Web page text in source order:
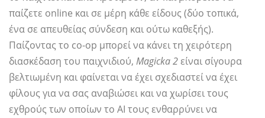
παίζετε online και σε μέρη κάθε είδους (δύο τοπικά,
ένα σε απευθείας σύνδεση και ούτω καθεξής).
Παίζοντας το co-op μπορεί να κάνει τη χειρότερη
διασκέδαση του παιχνιδιού, Magicka 2είναι σίγουρα
βελτιωμένη και φαίνεται να έχει σχεδιαστεί να έχει
φίλους για να σας αναβιώσει και να χωρίσει τους
εχθρούς των οποίων το AI τους ενθαρρύνει να